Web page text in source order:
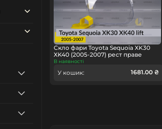
Скло фари Toyota Sequoia XK30
XK40 (2005-2007) рест праве
В наявності
У кошик: 1681.00 ₴